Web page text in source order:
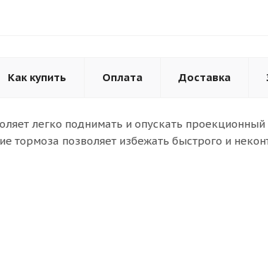
Как купить Оплата Доставка
легко поднимать и опускать
тормоза позволяет избежать быстрого и